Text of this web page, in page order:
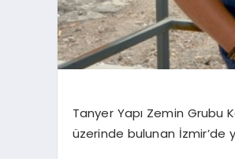
Tanyer Yapı Zemin
üzerinde bulunan İzmir’de